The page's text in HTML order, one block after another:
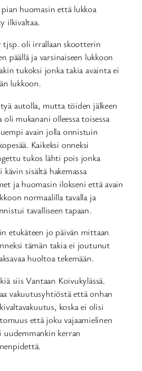
huomasin että lukkoa
ilkivaltaa.
tjsp. oli irrallaan skootterin
päällä ja varsinaiseen lukkoon
tukoksi jonka takia avainta ei
lukkoon.
autolla, mutta töiden jälkeen
mukanani olleessa toisessa
avain jolla onnistuin
Kaikeksi onneksi
tukos lähti pois jonka
kävin sisältä hakemassa
ja huomasin ilokseni että avain
normaalilla tavalla ja
tavalliseen tapaan.
etukäteen jo päivän mittaan
tämän takia ei joutunut
huoltoa tekemään.
siis Vantaan Koivukylässä.
vakuutusyhtiöstä että onhan
koska ei olisi
että joku vajaamielinen
uudemmankin kerran